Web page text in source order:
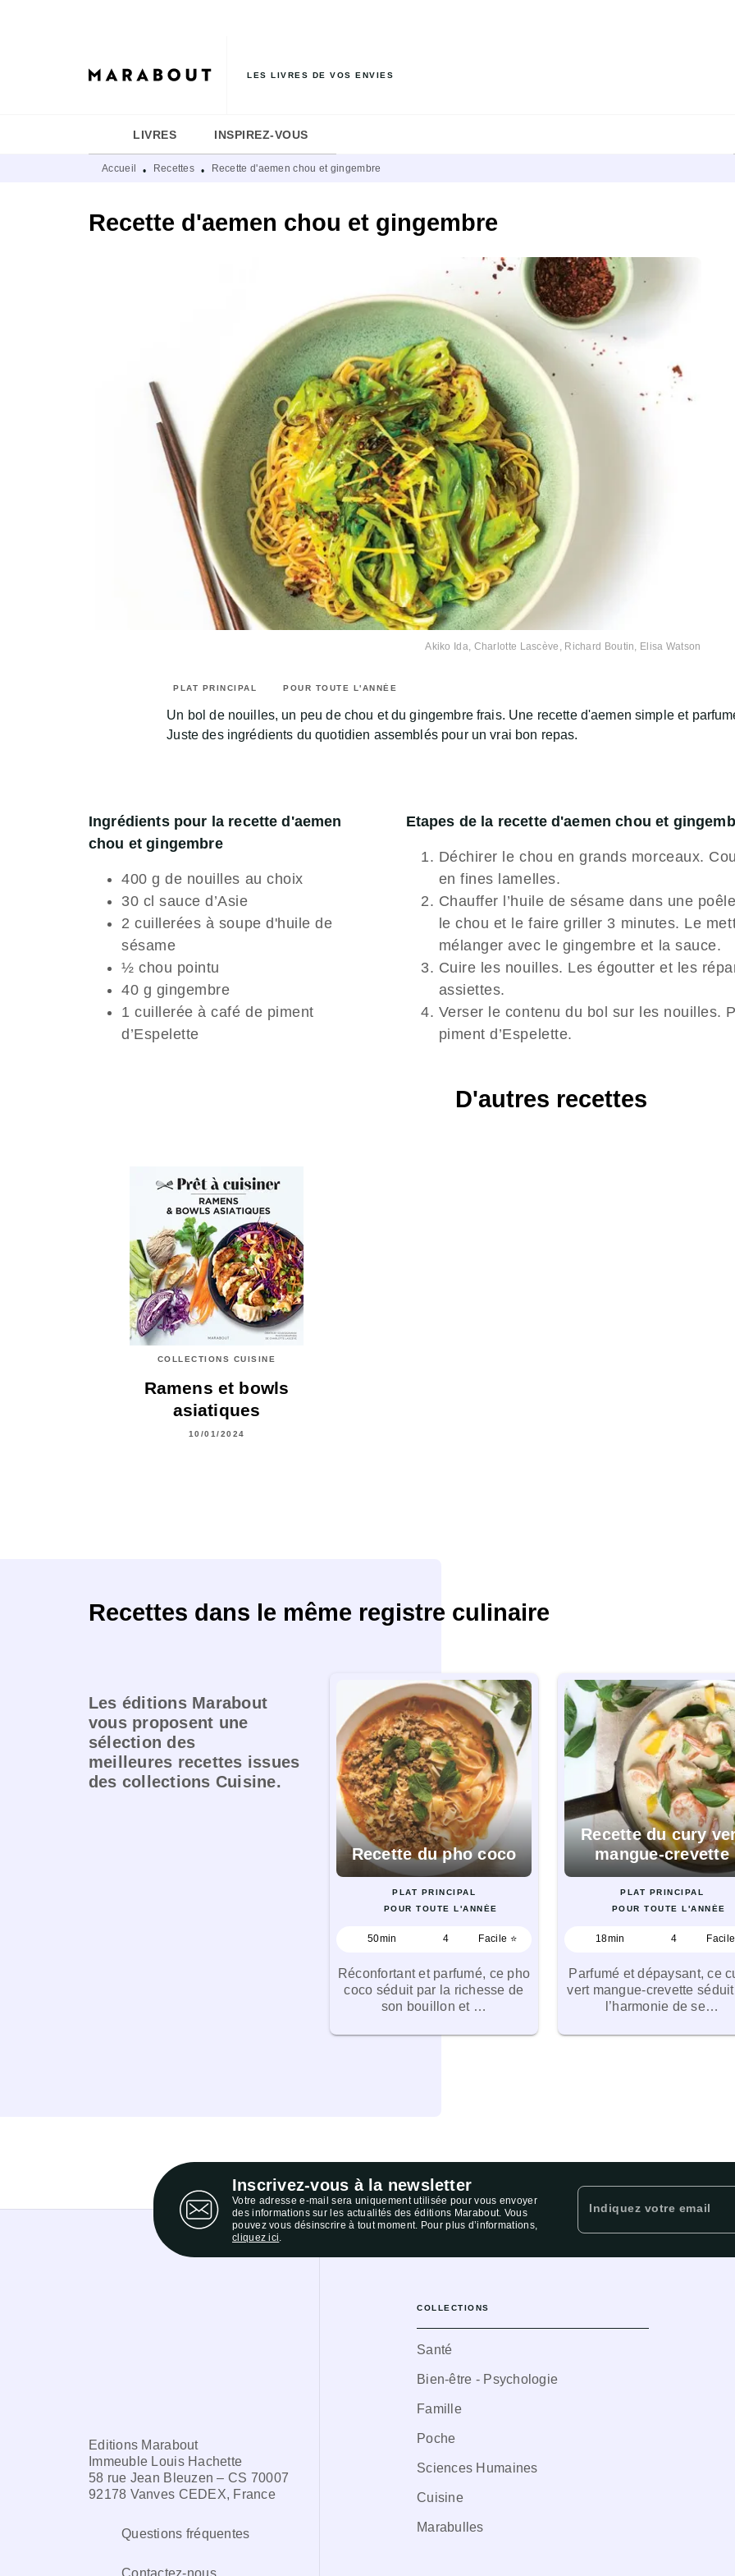
LES LIVRES DE VOS ENVIES
LIVRES INSPIREZ-VOUS
Accueil • Recettes • Recette d'aemen chou et gingembre
Recette d'aemen chou et gingembre
Akiko Ida, Charlotte Lascève, Richard Boutin, Elisa Watson
PLAT PRINCIPAL POUR TOUTE L'ANNÉE
Un bol de nouilles, un peu de chou et du gingembre frais. Une recette d'aemen simple et
Juste des ingrédients du quotidien assemblés pour un vrai bon repas.
Ingrédients pour la recette d'aemen
chou et gingembre
400 g de nouilles au choix
30 cl sauce d’Asie
2 cuillerées à soupe d'huile de
sésame
½ chou pointu
40 g gingembre
1 cuillerée à café de piment
d’Espelette
Etapes de la recette d'aemen chou et
Déchirer le chou en grands morceaux.
en fines lamelles.
Chauffer l’huile de sésame dans une
le chou et le faire griller 3 minutes. Le
mélanger avec le gingembre et la sauce.
Cuire les nouilles. Les égoutter et les
assiettes.
Verser le contenu du bol sur les nouilles.
piment d’Espelette.
D'autres recettes
COLLECTIONS CUISINE
Ramens et bowls
asiatiques
10/01/2024
Recettes dans le même registre culinaire
Les éditions Marabout
vous proposent une
sélection des
meilleures recettes issues
des collections Cuisine.
Recette du pho coco
PLAT PRINCIPAL
POUR TOUTE L'ANNÉE
50min 4 Facile ⭐
Réconfortant et parfumé, ce pho
coco séduit par la richesse de
son bouillon et …
Recette du cury
mangue-crevette
PLAT PRINCIPAL
POUR TOUTE L'ANNÉE
18min 4 Facile
Parfumé et dépaysant, ce
vert mangue-crevette
l’harmonie de se…
Inscrivez-vous à la newsletter
Votre adresse e-mail sera uniquement utilisée pour vous envoyer
des informations sur les actualités des éditions Marabout. Vous
pouvez vous désinscrire à tout moment. Pour plus d’informations,
cliquez ici
Indiquez votre email
Editions Marabout
Immeuble Louis Hachette
58 rue Jean Bleuzen – CS 70007
92178 Vanves CEDEX, France
Questions fréquentes
Contactez-nous
COLLECTIONS
Santé
Bien-être - Psychologie
Famille
Poche
Sciences Humaines
Cuisine
Marabulles